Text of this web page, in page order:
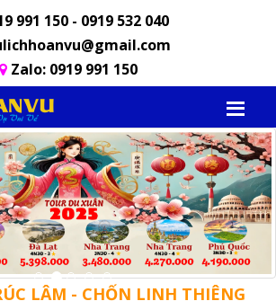
991 150 - 0919 532 040
Zalo: 0919 991 150
LÂM - CHỐN LINH THIÊNG